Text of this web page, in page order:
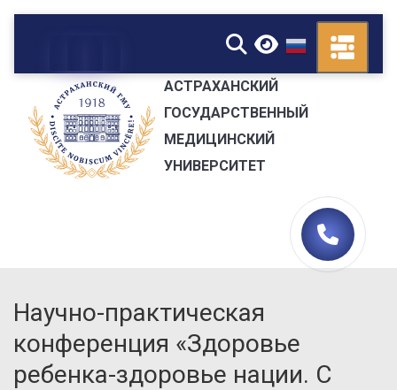
▼
АСТРАХАНСКИЙ
ГОСУДАРСТВЕННЫЙ
МЕДИЦИНСКИЙ
УНИВЕРСИТЕТ
Научно-практическая
конференция «Здоровье
ребенка-здоровье нации. С